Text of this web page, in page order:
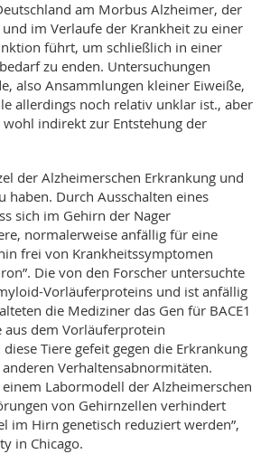
am Morbus Alzheimer, der
im Verlaufe der Krankheit zu einer
führt, um schließlich in einer
zu enden. Untersuchungen
also Ansammlungen kleiner Eiweiße,
allerdings noch relativ unklar ist., aber
indirekt zur Entstehung der
der Alzheimerschen Erkrankung und
haben. Durch Ausschalten eines
sich im Gehirn der Nager
normalerweise anfällig für eine
frei von Krankheitssymptomen
Die von den Forscher untersuchte
Vorläuferproteins und ist anfällig
die Mediziner das Gen für BACE1
aus dem Vorläuferprotein
Tiere gefeit gegen die Erkrankung
Verhaltensabnormitäten.
Labormodell der Alzheimerschen
von Gehirnzellen verhindert
im Hirn genetisch reduziert werden”,
in Chicago.